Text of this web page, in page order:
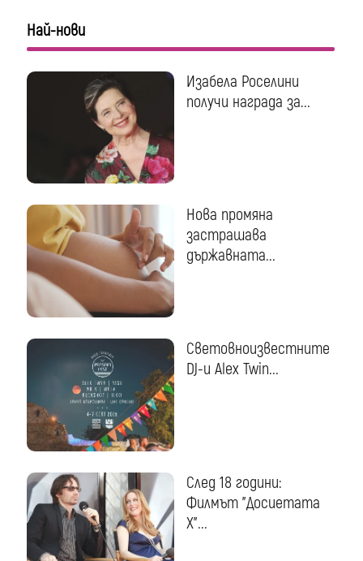
Най-нови
Изабела Роселини
получи награда за...
Нова промяна
застрашава
държавната...
Световноизвестните
DJ-и Alex Twin...
След 18 години:
Филмът "Досиетата
Х"...